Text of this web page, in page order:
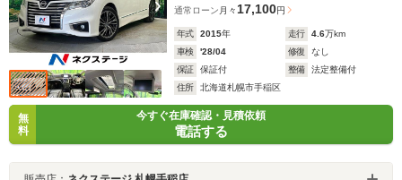
通常ローン 月々 17,100円
年式 2015年 走行 4.6万km
車検
'28/04 修復
なし
保証
保証付 整備
法定整備付
住所
北海道札幌市手稲区
無
料
今すぐ在庫確認・見積依頼
電話する